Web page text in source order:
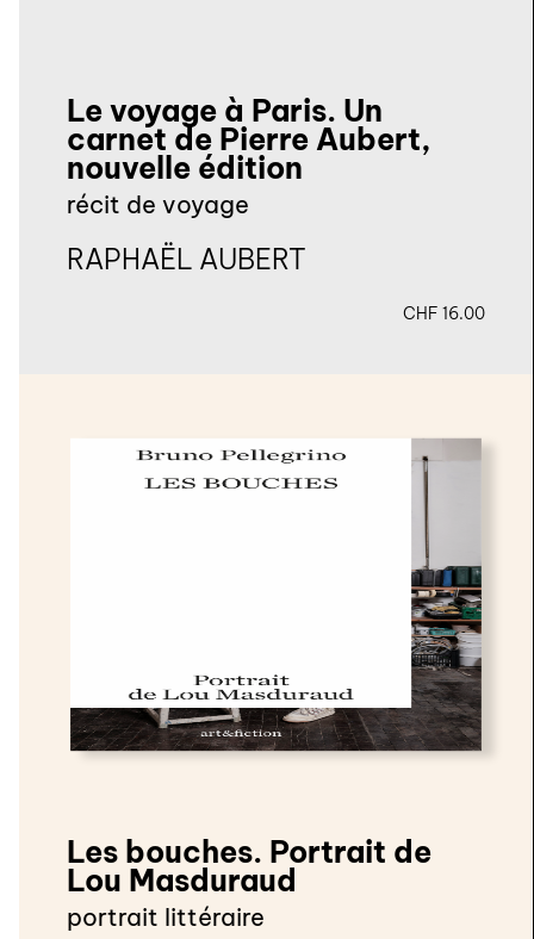
Le voyage à Paris. Un
carnet de Pierre Aubert,
nouvelle édition
récit de voyage
RAPHAËL AUBERT
CHF 16.00
Les bouches. Portrait de
Lou Masduraud
portrait littéraire